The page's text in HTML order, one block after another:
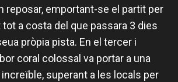
reposar, emportant-se el partit per
tot a costa del que passara 3 dies
pròpia pista. En el tercer i
coral colossal va portar a una
superant a les locals per